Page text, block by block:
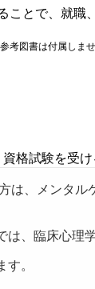
とで、就職
考図書は付属しませ
格試験を受け
、メンタ
、臨床心理
。